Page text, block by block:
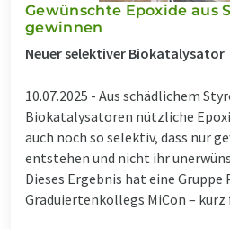
Gewünschte Epoxide aus
gewinnen
Neuer selektiver Biokatalysator
10.07.2025 - Aus schädlichem
Biokatalysatoren nützliche
auch noch so selektiv, dass nur
entstehen und nicht ihr
Dieses Ergebnis hat eine Gruppe
Graduiertenkollegs MiCon – kurz